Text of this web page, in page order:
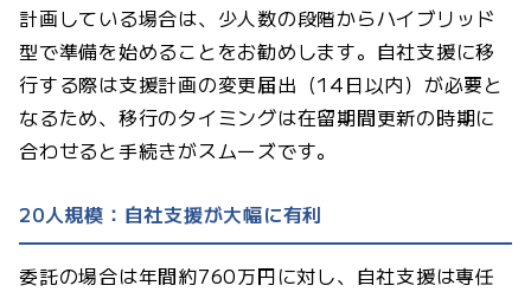
計画している場合は、少人数の段階からハイブリッド
型で準備を始めることをお勧めします。自社支援に移
行する際は支援計画の変更届出（14日以内）が必要と
なるため、移行のタイミングは在留期間更新の時期に
合わせると手続きがスムーズです。
20人規模：自社支援が大幅に有利
委託の場合は年間約760万円に対し、自社支援は専任